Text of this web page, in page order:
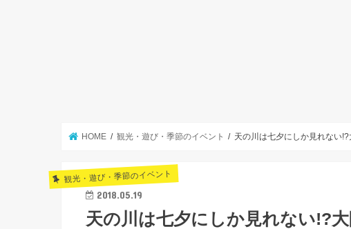
HOME 観光・遊び・季節のイベント 天の川は七夕にしか見れない
観光・遊び・季節のイベント
2018.05.19
天の川は七夕にしか見れない!?